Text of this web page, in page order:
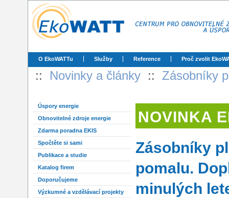
O EkoWATTu Služby Reference Proč zvolit
:: Novinky a články :: Zásobníky
Úspory energie
Obnovitelné zdroje energie
Zdarma poradna EKIS
Spočtěte si sami
Publikace a studie
Katalog firem
Doporučujeme
Výzkumné a vzdělávací projekty
NOVINKA
Zásobníky
pomalu.
minulých